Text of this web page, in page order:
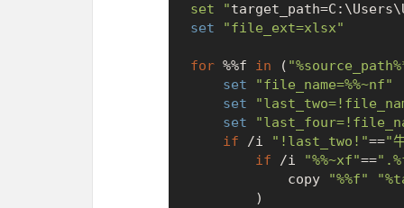
set "
set
"file_ext=xlsx"
for %%f in (
set
"file_name=%%~nf"
set
set
if /i "!last_two!"=="
if /i "%%~xf"==
            copy
"%%f"